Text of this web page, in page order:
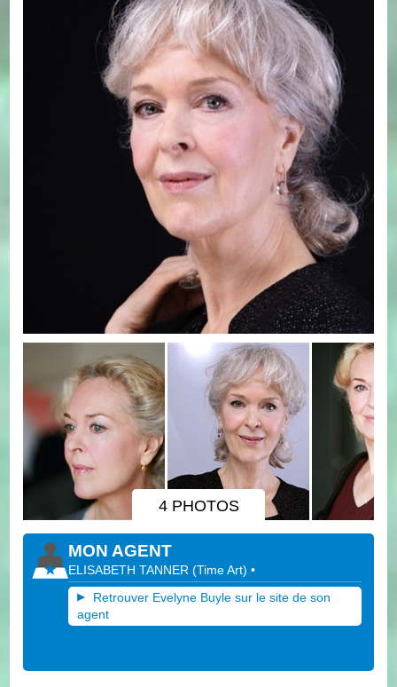
4 PHOTOS
MON AGENT
ELISABETH TANNER (Time Art)•
Retrouver Evelyne Buyle sur le site de son
agent